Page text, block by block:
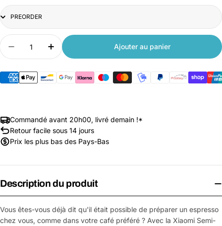
Title
Quantité
Diminuer la quantité pour Xiaomi Machine à
Augmenter la quantité pour Xiaomi
Ajouter au panier
Commandé avant 20h00, livré demain !*
Retour facile sous 14 jours
Prix les plus bas des Pays-Bas
Description du produit
Vous êtes-vous déjà dit qu'il était possible de préparer un espresso
chez vous, comme dans votre café préféré ? Avec la Xiaomi Semi-